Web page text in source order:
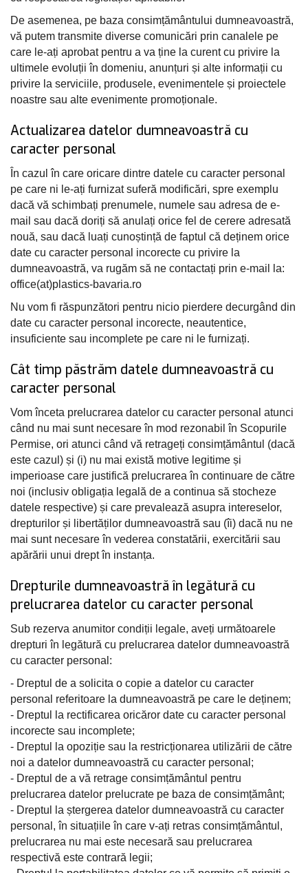
De asemenea, pe baza consimțământului dumneavoastră,
vă putem transmite diverse comunicări prin canalele pe
care le-ați aprobat pentru a va ține la curent cu privire la
ultimele evoluții în domeniu, anunțuri și alte informații cu
privire la serviciile, produsele, evenimentele și proiectele
noastre sau alte evenimente promoționale.
Actualizarea datelor dumneavoastră cu
caracter personal
În cazul în care oricare dintre datele cu caracter personal
pe care ni le-ați furnizat suferă modificări, spre exemplu
dacă vă schimbați prenumele, numele sau adresa de e-
mail sau dacă doriți să anulați orice fel de cerere adresată
nouă, sau dacă luați cunoștință de faptul că deținem orice
date cu caracter personal incorecte cu privire la
dumneavoastră, va rugăm să ne contactați prin e-mail la:
office(at)plastics-bavaria.ro
Nu vom fi răspunzători pentru nicio pierdere decurgând din
date cu caracter personal incorecte, neautentice,
insuficiente sau incomplete pe care ni le furnizați.
Cât timp păstrăm datele dumneavoastră cu
caracter personal
Vom înceta prelucrarea datelor cu caracter personal atunci
când nu mai sunt necesare în mod rezonabil în Scopurile
Permise, ori atunci când vă retrageți consimțământul (dacă
este cazul) și (i) nu mai există motive legitime și
imperioase care justifică prelucrarea în continuare de către
noi (inclusiv obligația legală de a continua să stocheze
datele respective) și care prevalează asupra intereselor,
drepturilor și libertăților dumneavoastră sau (îi) dacă nu ne
mai sunt necesare în vederea constatării, exercitării sau
apărării unui drept în instanța.
Drepturile dumneavoastră în legătură cu
prelucrarea datelor cu caracter personal
Sub rezerva anumitor condiții legale, aveți următoarele
drepturi în legătură cu prelucrarea datelor dumneavoastră
cu caracter personal:
- Dreptul de a solicita o copie a datelor cu caracter
personal referitoare la dumneavoastră pe care le deținem;
- Dreptul la rectificarea oricăror date cu caracter personal
incorecte sau incomplete;
- Dreptul la opoziție sau la restricționarea utilizării de către
noi a datelor dumneavoastră cu caracter personal;
- Dreptul de a vă retrage consimțământul pentru
prelucrarea datelor prelucrate pe baza de consimțământ;
- Dreptul la ștergerea datelor dumneavoastră cu caracter
personal, în situațiile în care v-ați retras consimțământul,
prelucrarea nu mai este necesară sau prelucrarea
respectivă este contrară legii;